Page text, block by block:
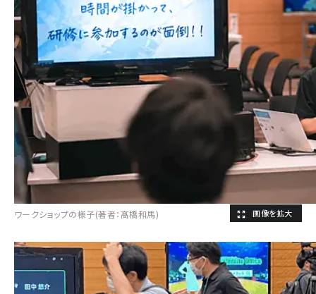
ワークショップの様子(著者：髙橋和馬)